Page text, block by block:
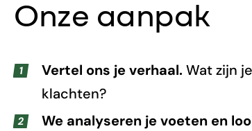
Onze aanpak
Vertel ons je verhaal.Wat zijn
klachten?
We analyseren je voeten en